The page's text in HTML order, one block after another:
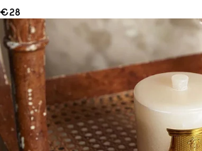
ANGEBOT
€28